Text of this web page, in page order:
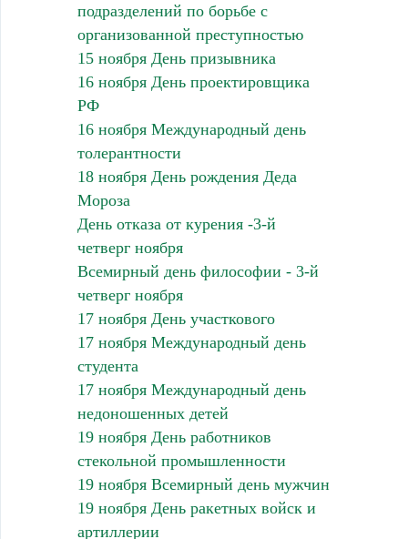
подразделений по борьбе с
организованной преступностью
15 ноября День призывника
16 ноября День проектировщика
РФ
16 ноября Международный день
толерантности
18 ноября День рождения Деда
Мороза
День отказа от курения -3-й
четверг ноября
Всемирный день философии - 3-й
четверг ноября
17 ноября День участкового
17 ноября Международный день
студента
17 ноября Международный день
недоношенных детей
19 ноября День работников
стекольной промышленности
19 ноября Всемирный день мужчин
19 ноября День ракетных войск и
артиллерии